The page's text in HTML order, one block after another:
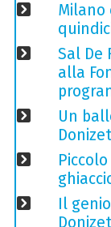
Milano
Sal De
alla
Un
Il